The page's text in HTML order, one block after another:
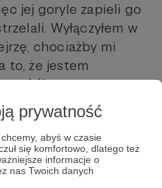
prywatność
abyś w czasie
się komfortowo, dlatego też
informacje o
nas Twoich danych
jej goryle zapieli go
Wyłączyłem w
chociażby mi
to, że jestem
(...)".